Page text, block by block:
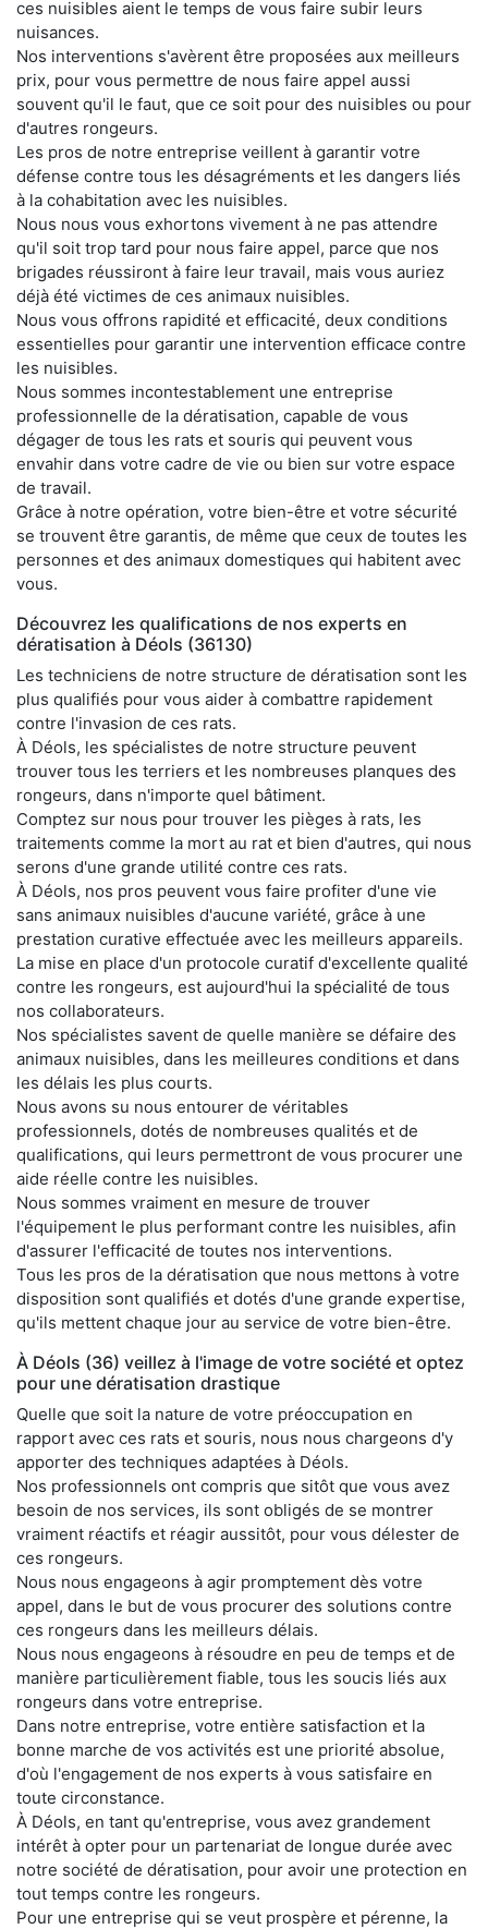
ces nuisibles aient le temps de vous faire subir leurs
nuisances.
Nos interventions s'avèrent être proposées aux meilleurs
prix, pour vous permettre de nous faire appel aussi
souvent qu'il le faut, que ce soit pour des nuisibles ou pour
d'autres rongeurs.
Les pros de notre entreprise veillent à garantir votre
défense contre tous les désagréments et les dangers liés
à la cohabitation avec les nuisibles.
Nous nous vous exhortons vivement à ne pas attendre
qu'il soit trop tard pour nous faire appel, parce que nos
brigades réussiront à faire leur travail, mais vous auriez
déjà été victimes de ces animaux nuisibles.
Nous vous offrons rapidité et efficacité, deux conditions
essentielles pour garantir une intervention efficace contre
les nuisibles.
Nous sommes incontestablement une entreprise
professionnelle de la dératisation, capable de vous
dégager de tous les rats et souris qui peuvent vous
envahir dans votre cadre de vie ou bien sur votre espace
de travail.
Grâce à notre opération, votre bien-être et votre sécurité
se trouvent être garantis, de même que ceux de toutes les
personnes et des animaux domestiques qui habitent avec
vous.
Découvrez les qualifications de nos experts en
dératisation à Déols (36130)
Les techniciens de notre structure de dératisation sont les
plus qualifiés pour vous aider à combattre rapidement
contre l'invasion de ces rats.
À Déols, les spécialistes de notre structure peuvent
trouver tous les terriers et les nombreuses planques des
rongeurs, dans n'importe quel bâtiment.
Comptez sur nous pour trouver les pièges à rats, les
traitements comme la mort au rat et bien d'autres, qui nous
serons d'une grande utilité contre ces rats.
À Déols, nos pros peuvent vous faire profiter d'une vie
sans animaux nuisibles d'aucune variété, grâce à une
prestation curative effectuée avec les meilleurs appareils.
La mise en place d'un protocole curatif d'excellente qualité
contre les rongeurs, est aujourd'hui la spécialité de tous
nos collaborateurs.
Nos spécialistes savent de quelle manière se défaire des
animaux nuisibles, dans les meilleures conditions et dans
les délais les plus courts.
Nous avons su nous entourer de véritables
professionnels, dotés de nombreuses qualités et de
qualifications, qui leurs permettront de vous procurer une
aide réelle contre les nuisibles.
Nous sommes vraiment en mesure de trouver
l'équipement le plus performant contre les nuisibles, afin
d'assurer l'efficacité de toutes nos interventions.
Tous les pros de la dératisation que nous mettons à votre
disposition sont qualifiés et dotés d'une grande expertise,
qu'ils mettent chaque jour au service de votre bien-être.
À Déols (36) veillez à l'image de votre société et optez
pour une dératisation drastique
Quelle que soit la nature de votre préoccupation en
rapport avec ces rats et souris, nous nous chargeons d'y
apporter des techniques adaptées à Déols.
Nos professionnels ont compris que sitôt que vous avez
besoin de nos services, ils sont obligés de se montrer
vraiment réactifs et réagir aussitôt, pour vous délester de
ces rongeurs.
Nous nous engageons à agir promptement dès votre
appel, dans le but de vous procurer des solutions contre
ces rongeurs dans les meilleurs délais.
Nous nous engageons à résoudre en peu de temps et de
manière particulièrement fiable, tous les soucis liés aux
rongeurs dans votre entreprise.
Dans notre entreprise, votre entière satisfaction et la
bonne marche de vos activités est une priorité absolue,
d'où l'engagement de nos experts à vous satisfaire en
toute circonstance.
À Déols, en tant qu'entreprise, vous avez grandement
intérêt à opter pour un partenariat de longue durée avec
notre société de dératisation, pour avoir une protection en
tout temps contre les rongeurs.
Pour une entreprise qui se veut prospère et pérenne, la